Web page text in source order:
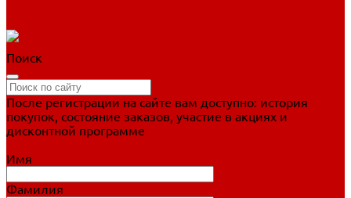
Поиск
После регистрации на сайте вам доступно: история
покупок, состояние заказов, участие в акциях и
дисконтной программе
Имя
Фамилия